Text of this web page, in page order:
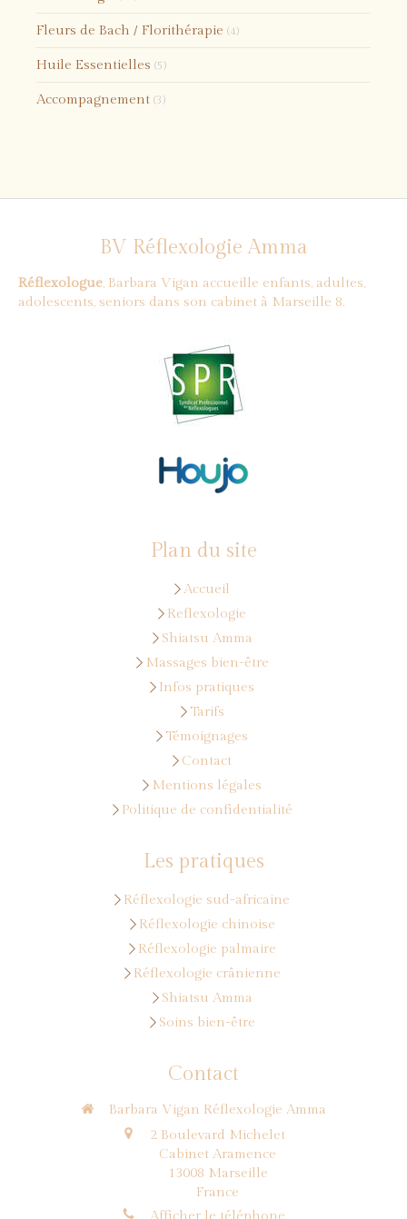
Fleurs de Bach / Florithérapie (4)
Huile Essentielles (5)
Accompagnement (3)
BV Réflexologie Amma
Réflexologue, Barbara Vigan accueille enfants, adultes,
adolescents, seniors dans son cabinet à Marseille 8.
Plan du site
Accueil
Reflexologie
Shiatsu Amma
Massages bien-être
Infos pratiques
Tarifs
Témoignages
Contact
Mentions légales
Politique de confidentialité
Les pratiques
Réflexologie sud-africaine
Réflexologie chinoise
Réflexologie palmaire
Réflexologie crânienne
Shiatsu Amma
Soins bien-être
Contact
Barbara Vigan Réflexologie Amma
2 Boulevard Michelet
Cabinet Aramence
13008 Marseille
France
Afficher le téléphone